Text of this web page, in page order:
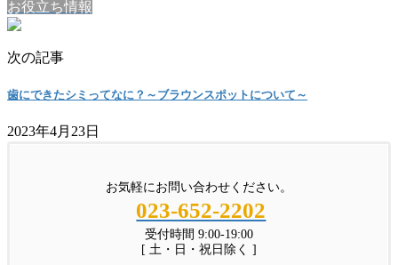
お役立ち情報
次の記事
歯にできたシミってなに？～ブラウンスポットについて～
2023年4月23日
お気軽にお問い合わせください。
023-652-2202
受付時間 9:00-19:00
[ 土・日・祝日除く ]